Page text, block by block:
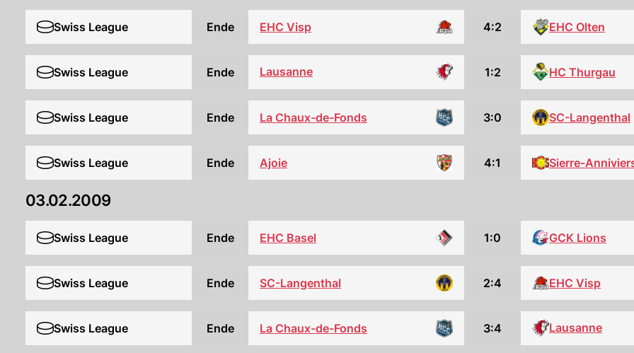
Swiss League Ende EHC Visp 4:2 EHC Olten
Swiss League Ende Lausanne 1:2 HC Thurgau
Swiss League Ende La Chaux-de-Fonds 3:0 SC-Langenthal
Swiss League Ende Ajoie 4:1 Sierre-
03.02.2009
Swiss League Ende EHC Basel 1:0 GCK Lions
Swiss League Ende SC-Langenthal 2:4 EHC Visp
Swiss League Ende La Chaux-de-Fonds 3:4 Lausanne